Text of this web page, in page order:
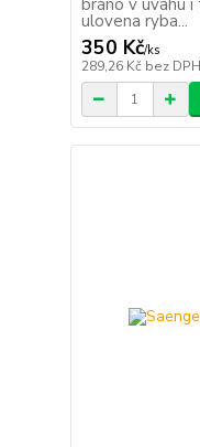
bráno v úvahu
ulovena ryba...
350 Kč/ks
289,26 Kč bez DPH